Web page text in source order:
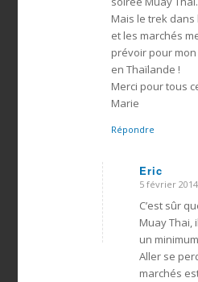
Mais le trek
et les marchés
prévoir pour
en Thaïlande !
Merci pour tous
Marie
Répondre
Eric
dit
5 février
C’est sûr
Muay Thai,
un
Aller se
marchés